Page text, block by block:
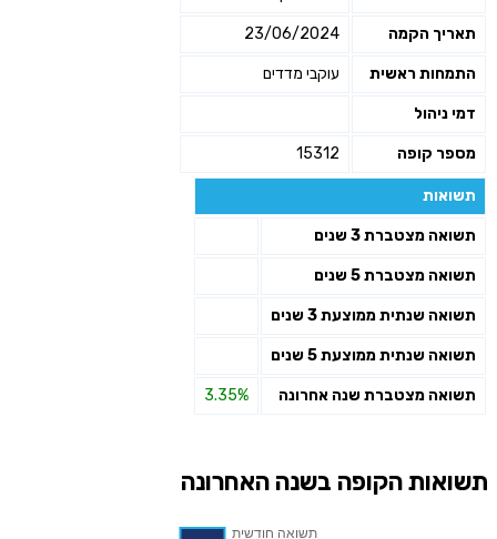
תאריך הקמה 23/06/2024
התמחות ראשית עוקבי מדדים
דמי ניהול
מספר קופה 15312
תשואות
תשואה מצטברת 3 שנים
תשואה מצטברת 5 שנים
תשואה שנתית ממוצעת 3 שנים
תשואה שנתית ממוצעת 5 שנים
תשואה מצטברת שנה אחרונה 3.35%
תשואות הקופה בשנה האחרונה